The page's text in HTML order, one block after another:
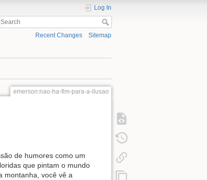
Log In
Recent Changes Sitemap
emerson:nao-ha-fim-para-a-ilusao
de humores como um
que pintam o mundo
montanha, você vê a